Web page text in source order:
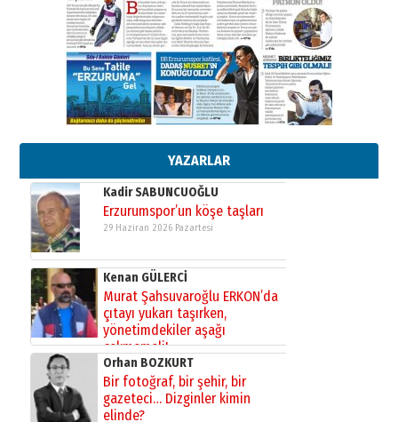
YAZARLAR
Cem Bakırcı
Ardında bıraktığı hatıralarıyla
gönül adamı Faruk Terzioğlu!
13 Mayıs 2026 Çarşamba
Esat BİNDESEN
Başkan Sekmen’den Erzurum’a
bir vizyon proje daha!
02 Ağustos 2026 Pazar
Kadir SABUNCUOĞLU
Erzurumspor’un köşe taşları
29 Haziran 2026 Pazartesi
Kenan GÜLERCİ
Murat Şahsuvaroğlu ERKON’da
çıtayı yukarı taşırken,
yönetimdekiler aşağı
çekmemeli!
17 Şubat 2026 SalıOrhan BOZKURT
Bir fotoğraf, bir şehir, bir
gazeteci… Dizginler kimin
elinde?